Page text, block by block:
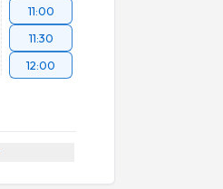
11:00
11:30
12:00